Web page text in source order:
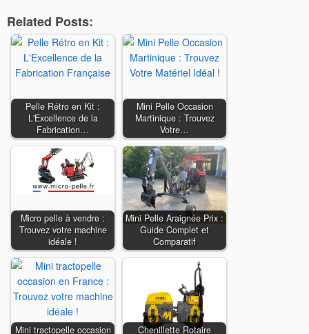
Related Posts:
Pelle Rétro en Kit :
L'Excellence de la
Fabrication…
Mini Pelle Occasion
Martinique : Trouvez
Votre…
Micro pelle à vendre :
Trouvez votre machine
idéale !
Mini Pelle Araignée Prix :
Guide Complet et
Comparatif
Mini tractopelle occasion Chenillette Rotaire